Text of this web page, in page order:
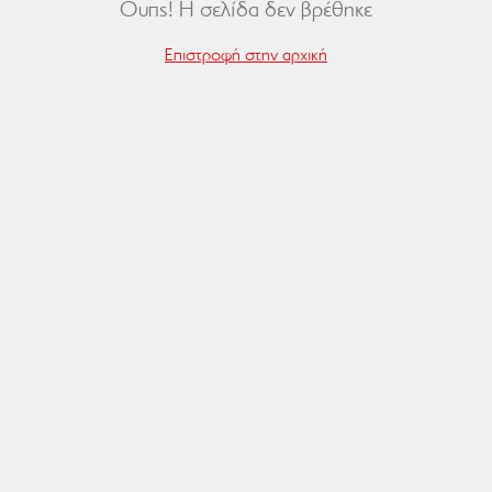
Ουπς! Η σελίδα δεν βρέθηκε
Επιστροφή στην αρχική